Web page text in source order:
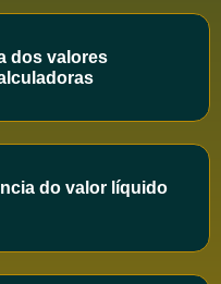
dos valores
do valor líquido